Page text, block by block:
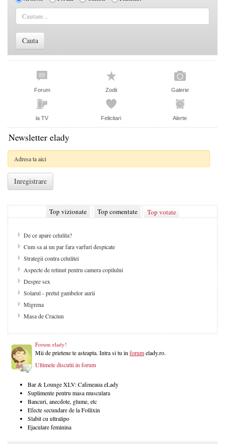
Forum Zodii Galerie
la TV Felicitari Alerte
Newsletter elady
Top vizionate Top comentate Top votate
De ce apare celulita?
Cum sa ai un par fara varfuri despicate
Strategii contra celulitei
Aspecte de retinut pentru camera copilului
Despre sex
Solarul - pretul gambelor aurii
Migrena
Masa de Craciun
Forum elady!
Mii de prietene te asteapta. Intra si tu inforumelady.ro.
Ultimele discutii in forum
Bar & Lounge XLV: Cafeneaua eLady
Suplimente pentru masa musculara
Bancuri, anecdote, glume, etc
Efecte secundare de la Follixin
Slabit cu ultralipo
Ejaculare feminina